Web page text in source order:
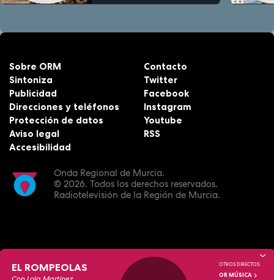
Onda Regional de Murcia.
© 2026. Todos los derechos reservados.
Radiotelevisión de la Región de Murcia.
Sobre ORM
Sintoniza
Publicidad
Direcciones y teléfonos
Protección de datos
Aviso legal
Accesibilidad
Contacto
Twitter
Facebook
Instagram
Youtube
RSS
EL ROMPEOLAS OTROS DIRECTOS:
OR MÚSICA